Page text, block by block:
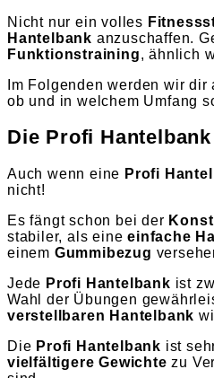
Nicht nur ein volles
Hantelbank anzuschaffen.
Funktionstraining, ähnlich
Im Folgenden werden wir
ob und in welchem Umfang
Die Profi
Auch wenn eine Profi
nicht!
Es fängt schon bei der
stabiler, als eineeinfache
einem Gummibezug
Jede Profi Hantelbank ist
Wahl der Übungen
verstellbaren Hantelbank
Die Profi Hantelbank ist
vielfältigere Gewichte zu